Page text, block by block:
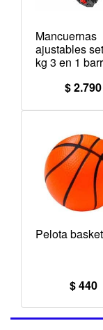
Mancuernas
ajustables
kg 3 en 1
$ 2.790
Pelota
$ 440